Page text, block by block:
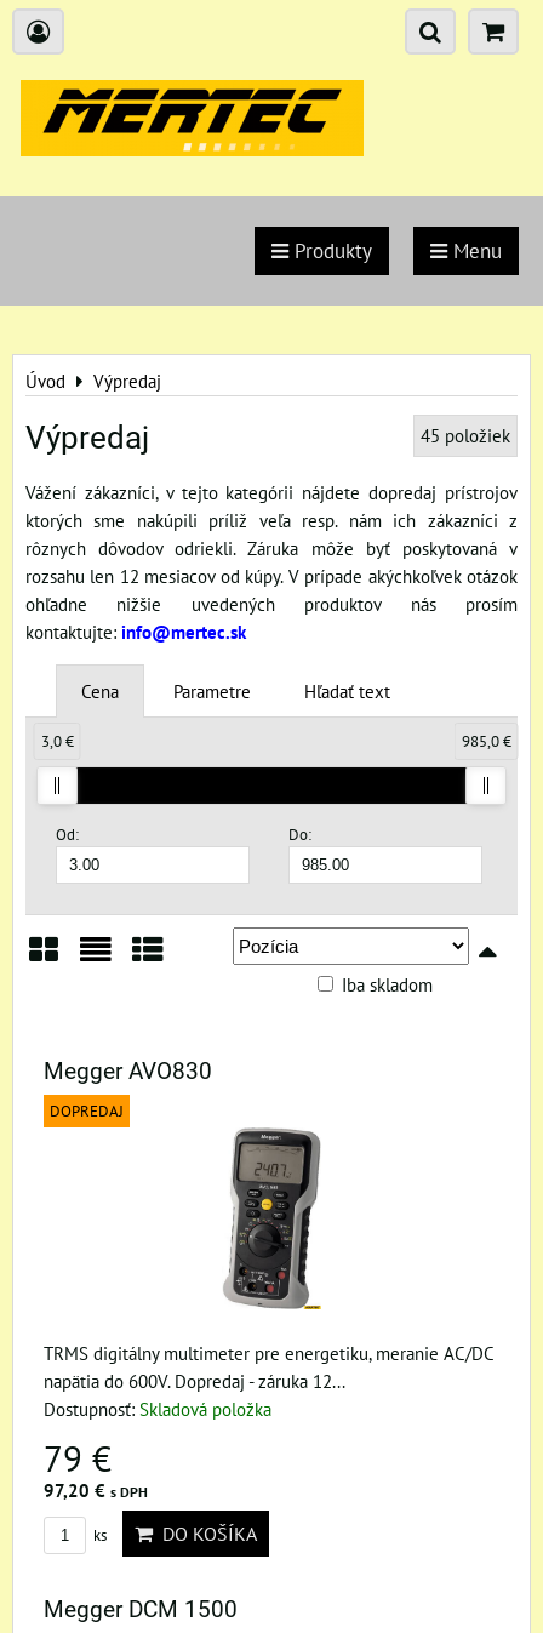
Produkty Menu
Úvod Výpredaj
Výpredaj 45 položiek
Vážení zákazníci, v tejto kategórii nájdete dopredaj prístrojov
ktorých sme nakúpili príliž veľa resp. nám ich zákazníci z
rôznych dôvodov odriekli. Záruka môže byť poskytovaná v
rozsahu len 12 mesiacov od kúpy. V prípade akýchkoľvek otázok
ohľadne nižšie uvedených produktov nás prosím
kontaktujte: info@mertec.sk
Cena Parametre Hľadať text
Od: Do:
3,0 € 985,0 €
Iba skladom
Megger AVO830
DOPREDAJ
TRMS digitálny multimeter pre energetiku, meranie AC/DC
napätia do 600V. Dopredaj - záruka 12...
Dostupnosť: Skladová položka
79 €
97,20 € s DPH
ks DO KOŠÍKA
Megger DCM 1500